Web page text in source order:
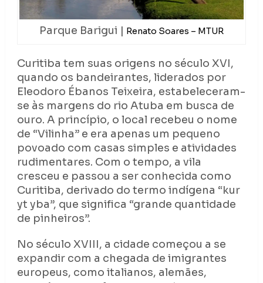
Parque Barigui | Renato Soares – MTUR
Curitiba tem suas origens no século XVI,
quando os bandeirantes, liderados por
Eleodoro Ébanos Teixeira, estabeleceram-
se às margens do rio Atuba em busca de
ouro. A princípio, o local recebeu o nome
de “Vilinha” e era apenas um pequeno
povoado com casas simples e atividades
rudimentares. Com o tempo, a vila
cresceu e passou a ser conhecida como
Curitiba, derivado do termo indígena “kur
yt yba”, que significa “grande quantidade
de pinheiros”.
No século XVIII, a cidade começou a se
expandir com a chegada de imigrantes
europeus, como italianos, alemães,